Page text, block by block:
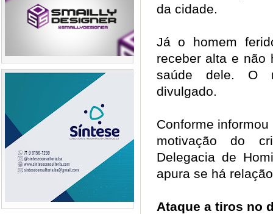
da cidade.
Já o homem
receber alta e não
saúde dele. O
divulgado.
Conforme
motivação do
Delegacia de
apura se há
Ataque a tiros no